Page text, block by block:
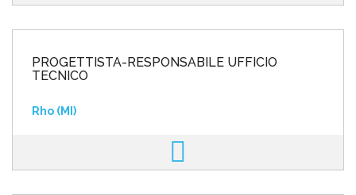
PROGETTISTA-RESPONSABILE UFFICIO
TECNICO
Rho (MI)